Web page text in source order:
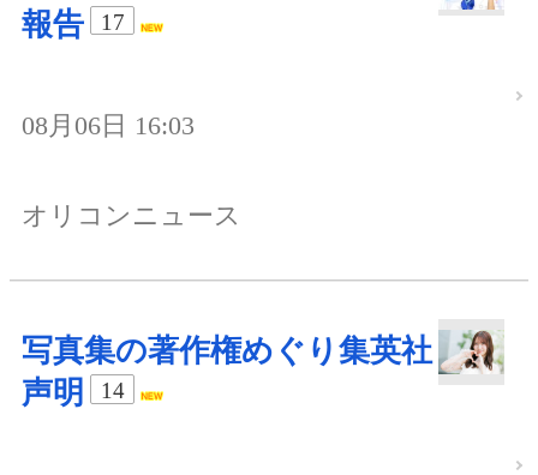
報告
17
08月06日 16:03
オリコンニュース
写真集の著作権めぐり集英社
声明
14